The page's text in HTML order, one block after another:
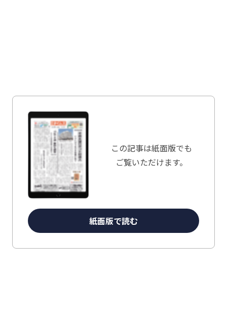
この記事は紙面版でも
ご覧いただけます。
紙面版で読む